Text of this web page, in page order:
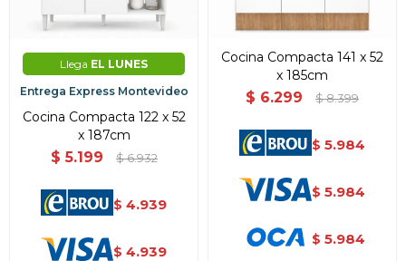
Llega EL LUNES
Entrega Express Montevideo
Cocina Compacta 122 x 52
x 187cm
$ 5.199 $ 6.932
$ 4.939
$ 4.939
Cocina Compacta 141 x 52
x 185cm
$ 6.299 $ 8.399
$ 5.984
$ 5.984
$ 5.984